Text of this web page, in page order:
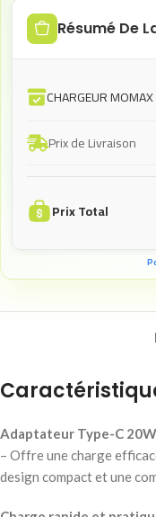
Résumé De
CHARGEUR
Prix de Livraison
Prix Total
Adaptateur Type-C
– Offre une charge
design compact et une